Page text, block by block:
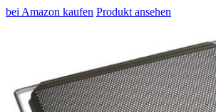
bei Amazon kaufen Produkt ansehen